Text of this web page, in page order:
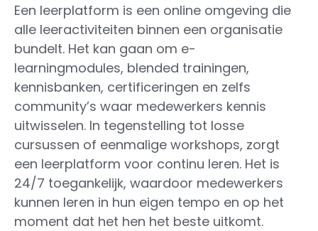
Een leerplatform is een online omgeving die
alle leeractiviteiten binnen een organisatie
bundelt. Het kan gaan om e-
learningmodules, blended trainingen,
kennisbanken, certificeringen en zelfs
community’s waar medewerkers kennis
uitwisselen. In tegenstelling tot losse
cursussen of eenmalige workshops, zorgt
een leerplatform voor continu leren. Het is
24/7 toegankelijk, waardoor medewerkers
kunnen leren in hun eigen tempo en op het
moment dat het hen het beste uitkomt.